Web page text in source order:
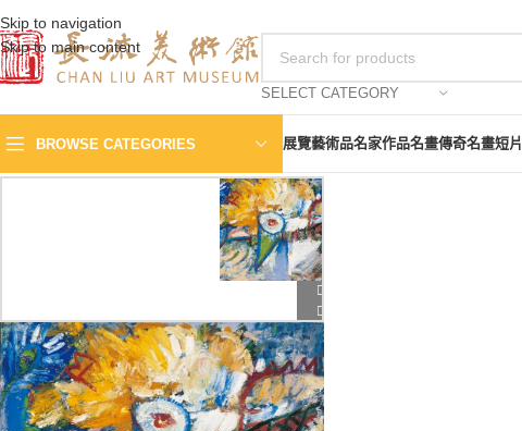
Skip to navigation
Skip to main content
SELECT CATEGORY
BROWSE CATEGORIES 展覽藝術品名家作品名畫傳奇名畫短片